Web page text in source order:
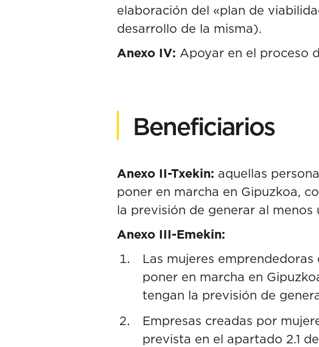
elaboración del «plan de
desarrollo de la misma).
Anexo IV: Apoyar en el proceso
Beneficiarios
Anexo II-Txekin: aquellas
poner en marcha en Gipuzkoa,
la previsión de generar al menos
Anexo III-Emekin:
Las mujeres
poner en marcha en
tengan la previsión de
Empresas creadas por
prevista en el apartado 2.1